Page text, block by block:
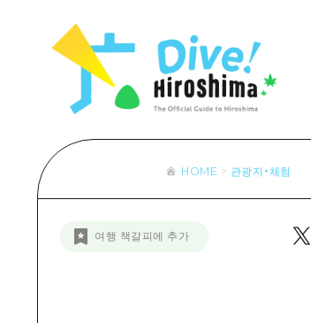
목록
접근
보조 트래픽 요약
HOME 관광지・체험
여행 책갈피에 추가